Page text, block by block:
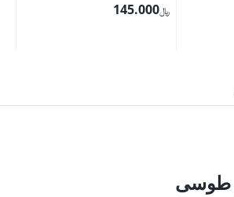
﷼145.000
طوسی